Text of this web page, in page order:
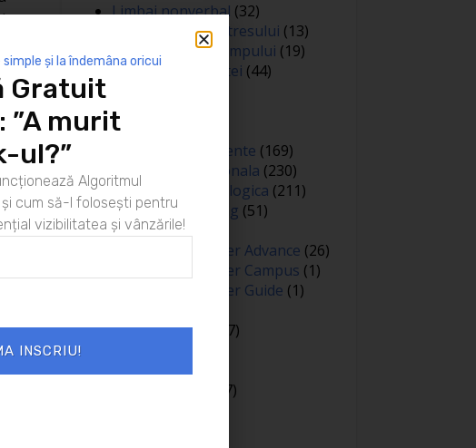
Limbaj nonverbal (32)
Managementul stresului (13)
Managementul timpului (19)
Metafore si scantei (44)
Negociere
Noutati
Oameni si experiente (169)
Optimizare personala (230)
Optimizare psihologica (211)
Personal branding (51)
Persuasiune
Proiectul Empower Advance (26)
Proiectul Empower Campus (1)
Proiectul Empower Guide (1)
Public speaking
(7)
Sanatate(81)
(127)
și la îndemâna oricui
Gratuit
”A murit
ul?”
Algoritmul
cum să-l folosești pentru
vizibilitatea și vânzările!
INSCRIU!